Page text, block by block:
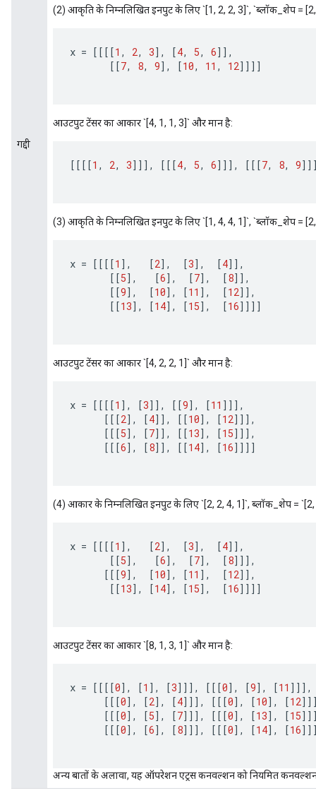
गद्दी
(2) आकृति के निम्नलिखित इनपुट के लिए `[1, 2, 2, 3]`, `ब्लॉक_शेप =
x = [[[[1 , 2, 3] , [4, 5, 6]] ,
[[7, 8, 9] , [10, 11 , 12]]]]
आउटपुट टेंसर का आकार `[4, 1, 1, 3]` और मान है:
[[[[1 , 2, 3]]] , [[[4, 5, 6]]] , [[[7, 8, 9
(3) आकृति के निम्नलिखित इनपुट के लिए `[1, 4, 4, 1]`, `ब्लॉक_शेप =
x = [[[[1 ] , [2] , [3] , [4]] ,
[[5] , [6] , [7] , [8]] ,
[[9] , [10] , [11 ] , [12]] ,
[[13] , [14] , [15] , [16]]]]
आउटपुट टेंसर का आकार `[4, 2, 2, 1]` और मान है:
x = [[[[1 ] , [3]] , [[9] , [11 ]]] ,
[[[2] , [4]] , [[10] , [12]]] ,
[[[5] , [7]] , [[13] , [15]]] ,
[[[6] , [8]] , [[14] , [16]]]]
(4) आकार के निम्नलिखित इनपुट के लिए `[2, 2, 4, 1]`, ब्लॉक_शेप =
x = [[[[1 ] , [2] , [3] , [4]] ,
[[5] , [6] , [7] , [8]]] ,
[[[9] , [10] , [11 ] , [12]] ,
[[13] , [14] , [15] , [16]]]]
आउटपुट टेंसर का आकार `[8, 1, 3, 1]` और मान है:
x = [[[[0] , [1 ] , [3]]] , [[[0] , [9] , [11 ]]] ,
[[[0] , [2] , [4]]] , [[[0] , [10] , [12
[[[0] , [5] , [7]]] , [[[0] , [13] , [15
[[[0] , [6] , [8]]] , [[[0] , [14] , [16
अन्य बातों के अलावा, यह ऑपरेशन एट्रस कनवल्शन को नियमित